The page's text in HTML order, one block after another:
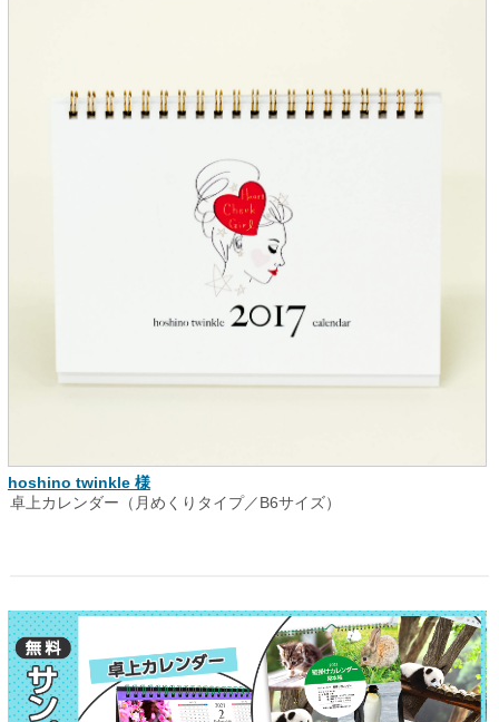
hoshino twinkle 様
卓上カレンダー（月めくりタイプ／B6サイズ）